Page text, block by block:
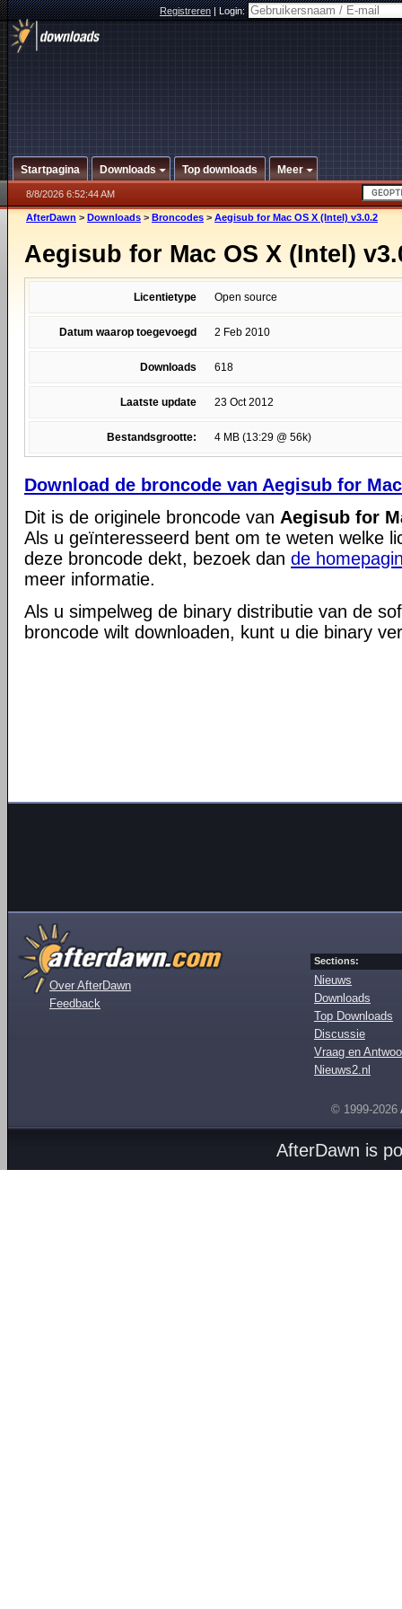
Registreren|Login:
Startpagina Downloads Top downloads Meer
8/8/2026 6:52:44 AM
AfterDawn > Downloads > Broncodes > Aegisub for Mac OS X (Intel) v3.0.2
Aegisub for Mac OS X (Intel)
Licentietype Open source
Datum waarop toegevoegd 2 Feb 2010
Downloads 618
Laatste update 23 Oct 2012
Bestandsgrootte: 4 MB (13:29 @ 56k)
Download de broncode van Aegisub for
Dit is de originele broncode van Aegisub for
Als u geïnteresseerd bent om te weten welke
deze broncode dekt, bezoek dan de
meer informatie.
Als u simpelweg de binary distributie van de
broncode wilt downloaden, kunt u die binary
Over AfterDawn
Feedback
Sections:
Nieuws
Downloads
Top Downloads
Discussie
Vraag en
Nieuws2.nl
© 1999-2026
AfterDawn is